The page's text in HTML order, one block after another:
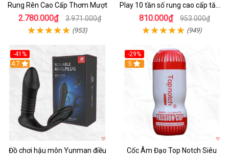
Rung Rên Cao Cấp Thơm Mượt
2.780.000₫ 3.971.000₫
(953)
Play 10 tần số rung cao cấp tăng
khoái cảm
810.000₫ 953.000₫
(949)
-41%
Hot
4.7
Đồ chơi hậu môn Yunman điều
-29%
5
Cốc Âm Đạo Top Notch Siêu